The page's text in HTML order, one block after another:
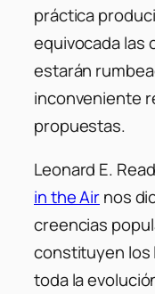
práctica
equivocada las
estarán
inconveniente
propuestas.
Leonard E.
in the Airnos
creencias
constituyen los
toda la